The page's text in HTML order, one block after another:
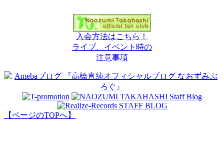
入会方法はこちら！
ライブ、イベント時の
注意事項
【ページのTOPへ】